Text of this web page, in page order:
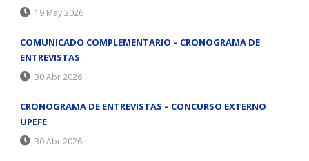
19 May 2026
COMUNICADO COMPLEMENTARIO – CRONOGRAMA DE
ENTREVISTAS
30 Abr 2026
CRONOGRAMA DE ENTREVISTAS – CONCURSO EXTERNO
UPEFE
30 Abr 2026